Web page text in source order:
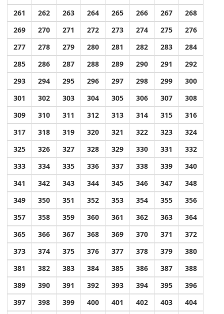
261
262 263 264 265 266 267
268
269
270 271 272 273 274 275
276
277
278 279 280 281 282 283
284
285
286 287 288 289 290 291
292
293
294 295 296 297 298 299
300
301
302 303 304 305 306 307
308
309
310 311 312 313 314 315
316
317
318 319 320 321 322 323
324
325
326 327 328 329 330 331
332
333
334 335 336 337 338 339
340
341
342 343 344 345 346 347
348
349
350 351 352 353 354 355
356
357
358 359 360 361 362 363
364
365
366 367 368 369 370 371
372
373
374 375 376 377 378 379
380
381
382 383 384 385 386 387
388
389
390 391 392 393 394 395
396
397
398 399 400 401 402 403
404